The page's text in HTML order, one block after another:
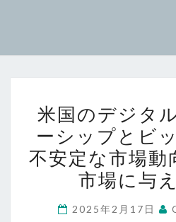
国
の
デ
ジ
タ
ル
米国のデジタ
ーシップとビ
不安定な市場動
市場に与
2025年2月17日